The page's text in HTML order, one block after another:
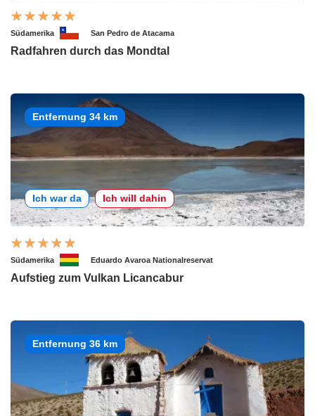
Südamerika San Pedro de Atacama
Radfahren durch das Mondtal
Entfernung 34 km
Ich war da Ich will dahin
Südamerika Eduardo Avaroa Nationalreservat
Aufstieg zum Vulkan Licancabur
Entfernung 36 km